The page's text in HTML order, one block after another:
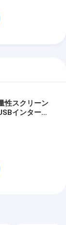
性スクリーン
インターフ